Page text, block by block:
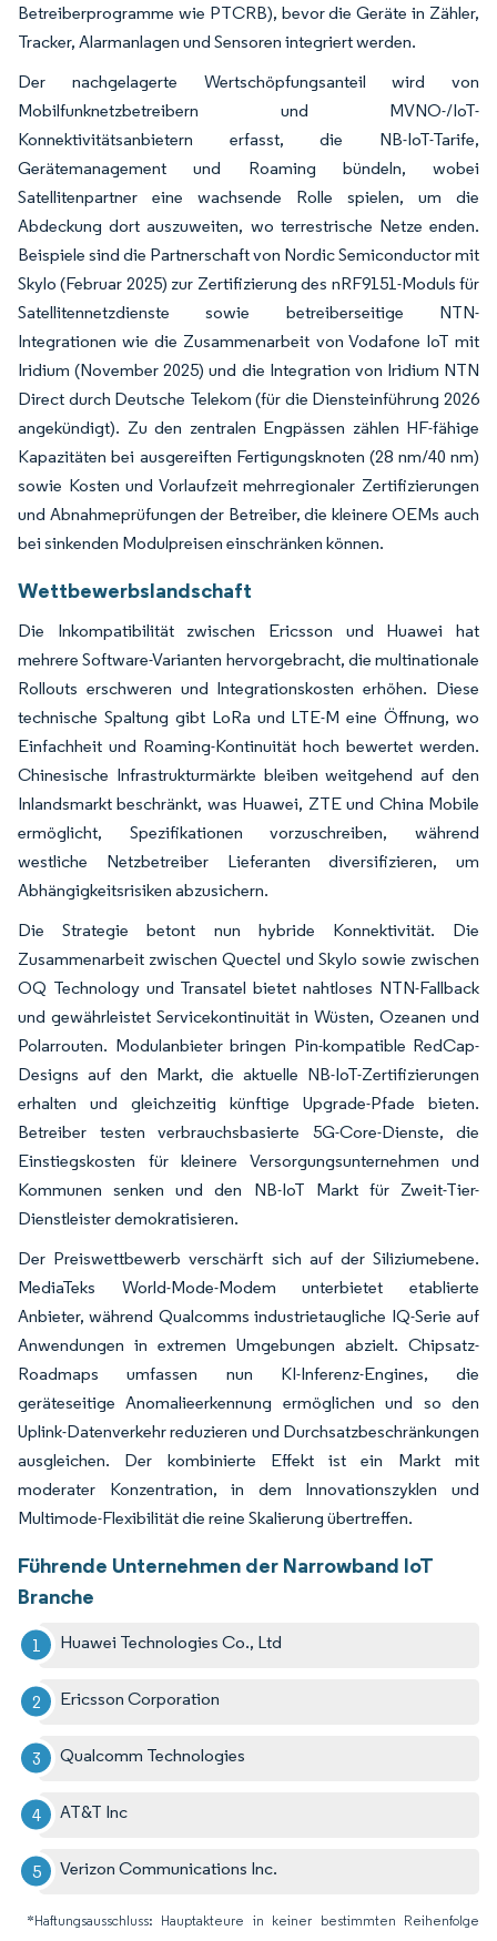
Betreiberprogramme wie PTCRB), bevor die Geräte in Zähler,
Tracker, Alarmanlagen und Sensoren integriert werden.
Der nachgelagerte Wertschöpfungsanteil wird von
Mobilfunknetzbetreibern und MVNO-/IoT-
Konnektivitätsanbietern erfasst, die NB-IoT-Tarife,
Gerätemanagement und Roaming bündeln, wobei
Satellitenpartner eine wachsende Rolle spielen, um die
Abdeckung dort auszuweiten, wo terrestrische Netze enden.
Beispiele sind die Partnerschaft von Nordic Semiconductor mit
Skylo (Februar 2025) zur Zertifizierung des nRF9151-Moduls für
Satellitennetzdienste sowie betreiberseitige NTN-
Integrationen wie die Zusammenarbeit von Vodafone IoT mit
Iridium (November 2025) und die Integration von Iridium NTN
Direct durch Deutsche Telekom (für die Diensteinführung 2026
angekündigt). Zu den zentralen Engpässen zählen HF-fähige
Kapazitäten bei ausgereiften Fertigungsknoten (28 nm/40 nm)
sowie Kosten und Vorlaufzeit mehrregionaler Zertifizierungen
und Abnahmeprüfungen der Betreiber, die kleinere OEMs auch
bei sinkenden Modulpreisen einschränken können.
Wettbewerbslandschaft
Die Inkompatibilität zwischen Ericsson und Huawei hat
mehrere Software-Varianten hervorgebracht, die multinationale
Rollouts erschweren und Integrationskosten erhöhen. Diese
technische Spaltung gibt LoRa und LTE-M eine Öffnung, wo
Einfachheit und Roaming-Kontinuität hoch bewertet werden.
Chinesische Infrastrukturmärkte bleiben weitgehend auf den
Inlandsmarkt beschränkt, was Huawei, ZTE und China Mobile
ermöglicht, Spezifikationen vorzuschreiben, während
westliche Netzbetreiber Lieferanten diversifizieren, um
Abhängigkeitsrisiken abzusichern.
Die Strategie betont nun hybride Konnektivität. Die
Zusammenarbeit zwischen Quectel und Skylo sowie zwischen
OQ Technology und Transatel bietet nahtloses NTN-Fallback
und gewährleistet Servicekontinuität in Wüsten, Ozeanen und
Polarrouten. Modulanbieter bringen Pin-kompatible RedCap-
Designs auf den Markt, die aktuelle NB-IoT-Zertifizierungen
erhalten und gleichzeitig künftige Upgrade-Pfade bieten.
Betreiber testen verbrauchsbasierte 5G-Core-Dienste, die
Einstiegskosten für kleinere Versorgungsunternehmen und
Kommunen senken und den NB-IoT Markt für Zweit-Tier-
Dienstleister demokratisieren.
Der Preiswettbewerb verschärft sich auf der Siliziumebene.
MediaTeks World-Mode-Modem unterbietet etablierte
Anbieter, während Qualcomms industrietaugliche IQ-Serie auf
Anwendungen in extremen Umgebungen abzielt. Chipsatz-
Roadmaps umfassen nun KI-Inferenz-Engines, die
geräteseitige Anomalieerkennung ermöglichen und so den
Uplink-Datenverkehr reduzieren und Durchsatzbeschränkungen
ausgleichen. Der kombinierte Effekt ist ein Markt mit
moderater Konzentration, in dem Innovationszyklen und
Multimode-Flexibilität die reine Skalierung übertreffen.
Führende Unternehmen der Narrowband IoT
Branche
Huawei Technologies Co., Ltd
Ericsson Corporation
Qualcomm Technologies
AT&T Inc
Verizon Communications Inc.
*Haftungsausschluss: Hauptakteure in keiner bestimmten Reihenfolge